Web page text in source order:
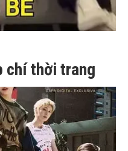
chí thời trang